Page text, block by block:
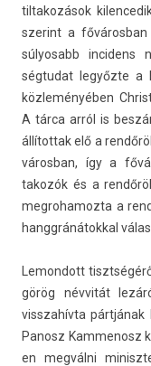
til­takozások
szerint a
súlyosabb in­cidens
ségtudat legyőzte a
közleményében
A tárca arról is
állítot­tak elő a
város­ban, így a
takozók és a
meg­rohamoz­ta a
han­ggránátokk­al
Lemon­dott
görög névvitát
visszahív­ta pártjának
Panosz Kam­menosz
en megválni